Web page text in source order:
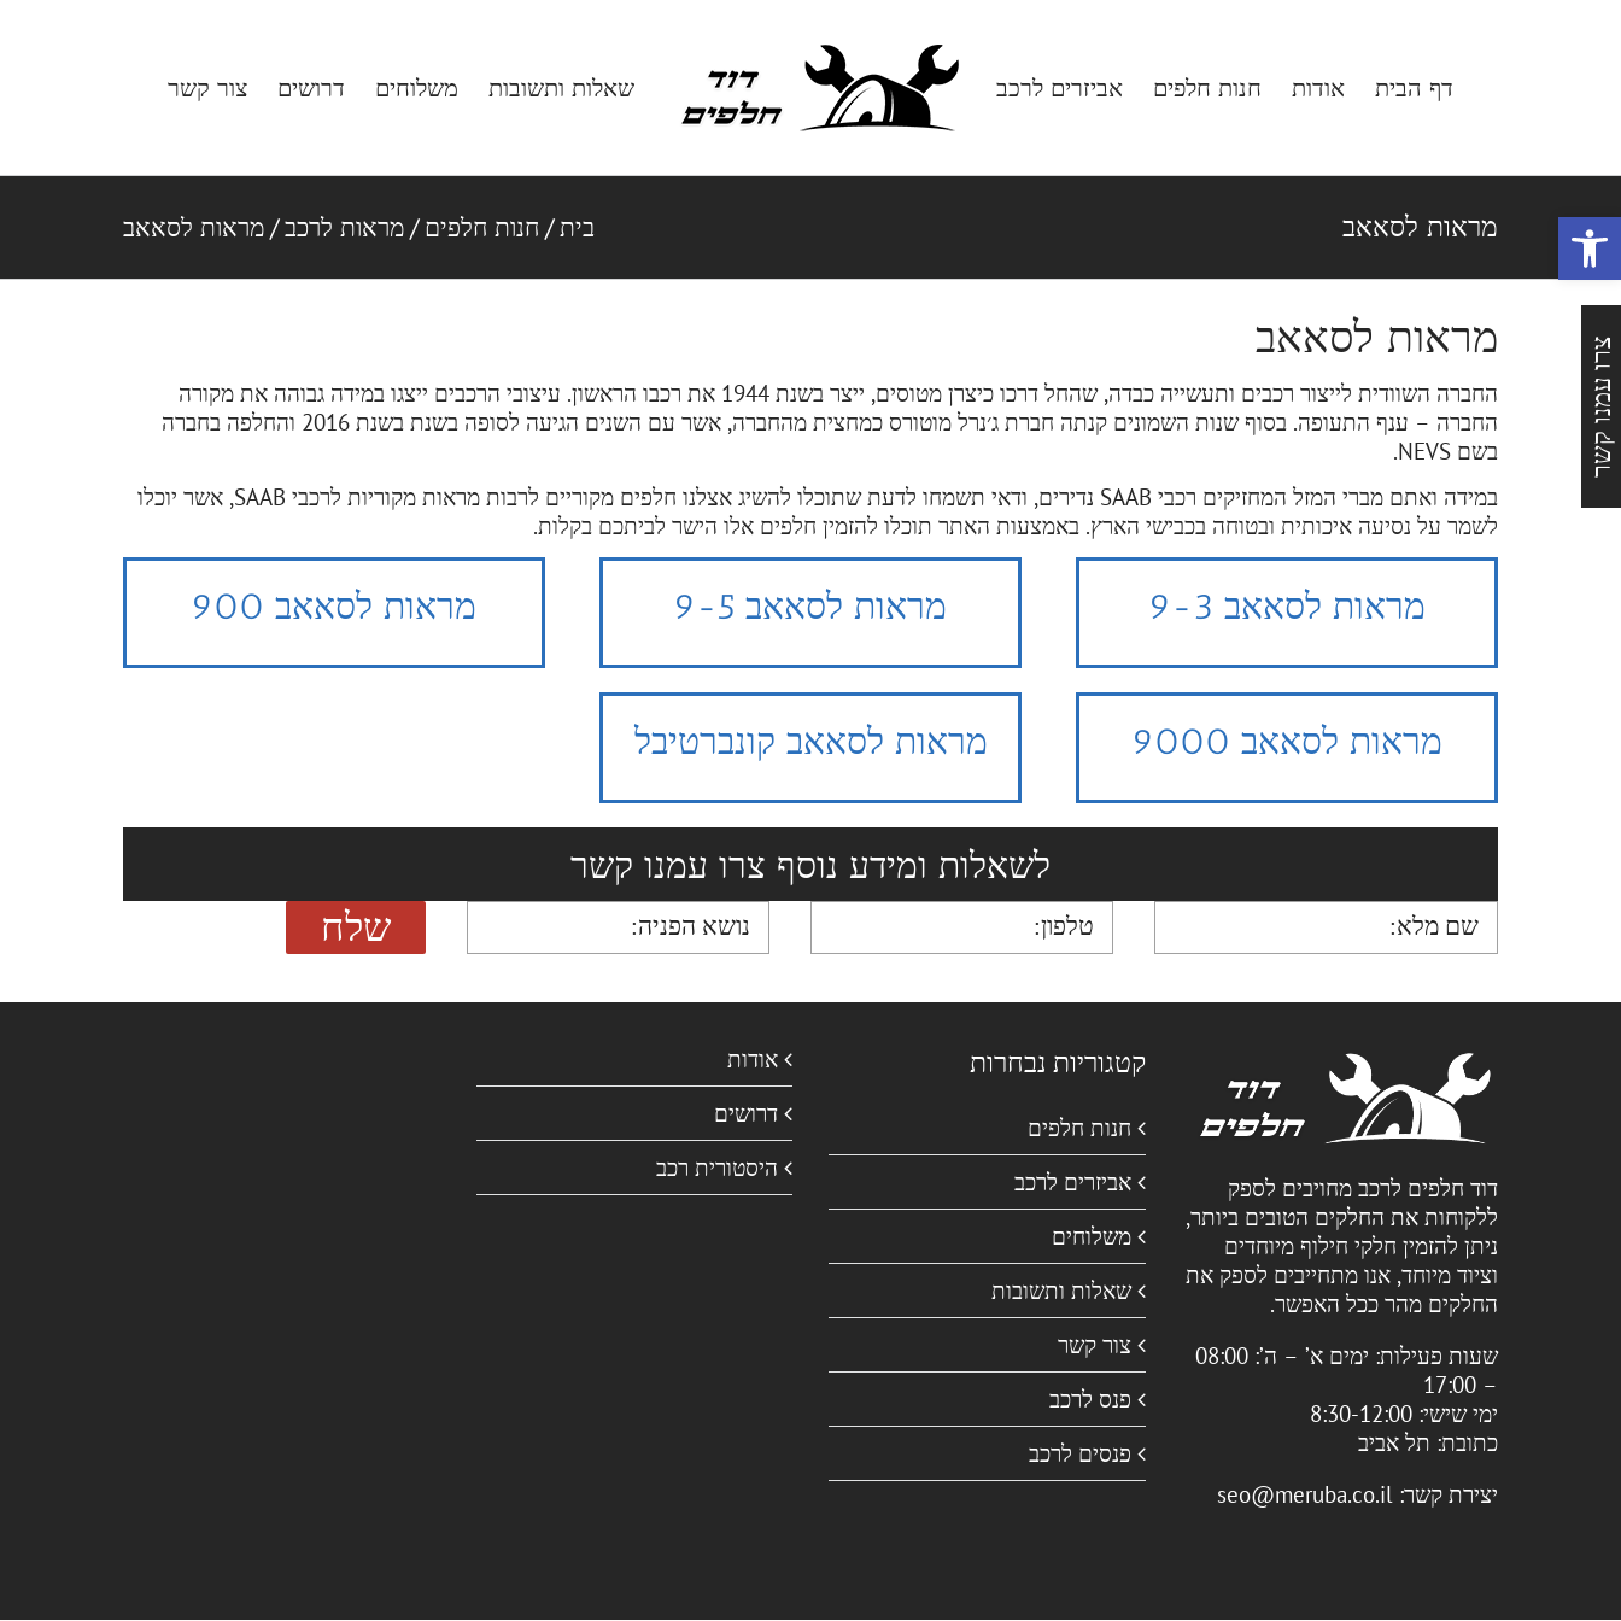
פתח סרגל נגישות
דף הבית
אודות חנות חלפים אביזרים לרכב שאלות ותשובות משלוחים דרושים צור קשר
מראות לסאאב בית/ חנות חלפים /מראות לרכב/מראות לסאאב
מראות לסאאב
החברה השוודית לייצור רכבים ותעשייה כבדה, שהחל דרכו כיצרן מטוסים, ייצר בשנת 1944 את רכבו הראשון. עיצובי הרכבים ייצגו במידה גבוהה את מקורה
החברה – ענף התעופה. בסוף שנות השמונים קנתה חברת ג׳נרל מוטורס כמחצית מהחברה, אשר עם השנים הגיעה לסופה בשנת בשנת 2016 והחלפה בחברה
בשם NEVS.
במידה ואתם מברי המזל המחזיקים רכבי SAAB נדירים, ודאי תשמחו לדעת שתוכלו להשיג אצלנו חלפים מקוריים לרבות מראות מקוריות לרכבי SAAB, אשר יוכלו
לשמר על נסיעה איכותית ובטוחה בכבישי הארץ. באמצעות האתר תוכלו להזמין חלפים אלו הישר לביתכם בקלות.
מראות לסאאב 9-3 מראות לסאאב 9-5 מראות לסאאב 900
מראות לסאאב 9000 מראות לסאאב קונברטיבל
לשאלות ומידע נוסף צרו עמנו קשר
דוד חלפים לרכב מחויבים לספק
ללקוחות את החלקים הטובים ביותר,
ניתן להזמין חלקי חילוף מיוחדים
וציוד מיוחד, אנו מתחייבים לספק את
החלקים מהר ככל האפשר.
שעות פעילות:
ימים א’ – ה’: 08:00
– 17:00
ימי שישי: 8:30-12:00
כתובת: תל אביב
יצירת קשר: seo@meruba.co.il
קטגוריות נבחרות
חנות חלפים
אביזרים לרכב
משלוחים
שאלות ותשובות
צור קשר
פנס לרכב
פנסים לרכב
אודות
דרושים
היסטורית רכב
צרו עמנו קשר